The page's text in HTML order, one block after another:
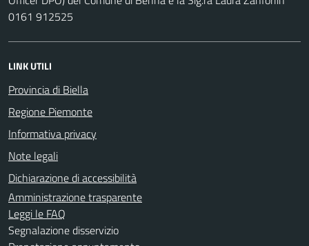
0161 912525
LINK UTILI
Provincia di Biella
Regione Piemonte
Informativa privacy
Note legali
Dichiarazione di accessibilità
Amministrazione trasparente
Leggi le FAQ
Segnalazione disservizio